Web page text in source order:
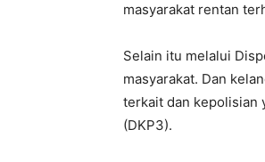
masyarakat rentan
Selain itu melalui
masyarakat. Dan
terkait dan kepolisian
(DKP3).